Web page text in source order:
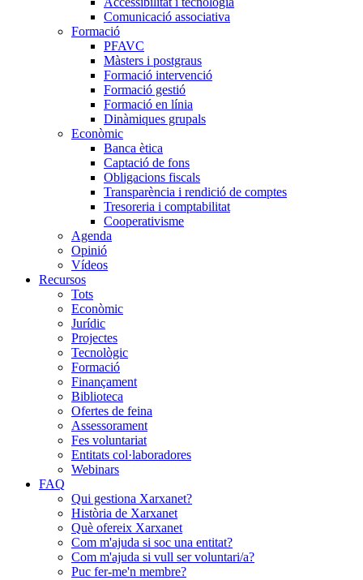
Comunicació associativa
Formació
PFAVC
Màsters i postgraus
Formació intervenció
Formació gestió
Formació en línia
Dinàmiques grupals
Econòmic
Banca ètica
Captació de fons
Obligacions fiscals
Transparència i rendició de comptes
Tresoreria i comptabilitat
Cooperativisme
Agenda
Opinió
Vídeos
Recursos
Tots
Econòmic
Jurídic
Projectes
Tecnològic
Formació
Finançament
Biblioteca
Ofertes de feina
Assessorament
Fes voluntariat
Entitats col·laboradores
Webinars
FAQ
Qui gestiona Xarxanet?
Història de Xarxanet
Què ofereix Xarxanet
Com m'ajuda si soc una entitat?
Com m'ajuda si vull ser voluntari/a?
Puc fer-me'n membre?